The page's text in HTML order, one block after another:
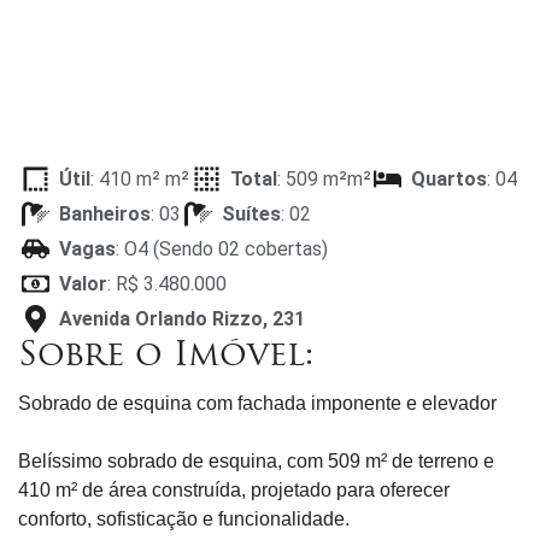
Útil: 410 m² m² Total: 509 m²m² Quartos: 04
Banheiros: 03 Suítes: 02
Vagas: O4 (Sendo 02 cobertas)
Valor: R$ 3.480.000
Avenida Orlando Rizzo, 231
Sobre o Imóvel:
Sobrado de esquina com fachada imponente e elevador
Belíssimo sobrado de esquina, com 509 m² de terreno e
410 m² de área construída, projetado para oferecer
conforto, sofisticação e funcionalidade.